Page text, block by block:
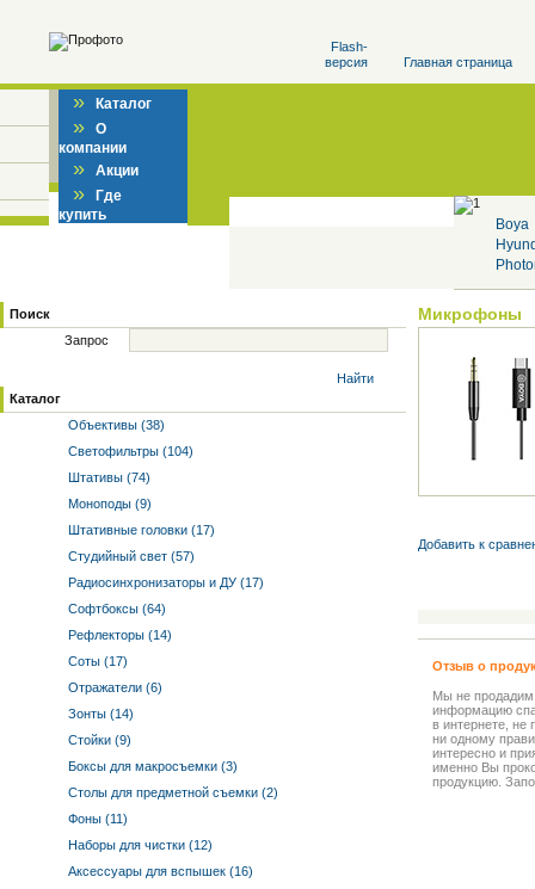
Flash-
версия
Главная страница
» Каталог
» О
компании
» Акции
» Где
купить
Boya
Поиск
Запрос
Найти
Каталог
Объективы (38)
Светофильтры (104)
Штативы (74)
Моноподы (9)
Штативные головки (17)
Студийный свет (57)
Радиосинхронизаторы и ДУ (17)
Софтбоксы (64)
Рефлекторы (14)
Соты (17)
Отражатели (6)
Зонты (14)
Стойки (9)
Боксы для макросъемки (3)
Столы для предметной съемки (2)
Фоны (11)
Наборы для чистки (12)
Аксессуары для вспышек (16)
Микрофоны
Добавить к
Отзыв о
Мы не
информацию
в интернете, не
ни одному
интересно и
именно Вы
продукцию.